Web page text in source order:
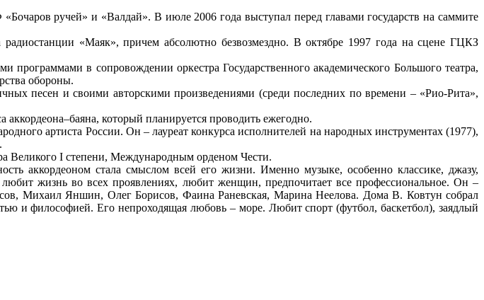
ручей» и «Валдай». В июле 2006 года выступал перед главами государств на саммите
«Маяк», причем абсолютно безвозмездно. В октябре 1997 года на сцене ГЦКЗ
в сопровождении оркестра Государственного академического Большого театра,
обороны.
песен и своими авторскими произведениями (среди последних по времени – «Рио-Рита»,
который планируется проводить ежегодно.
артиста России. Он – лауреат конкурса исполнителей на народных инструментах (1977),
Великого I степени, Международным орденом Чести.
аккордеоном стала смыслом всей его жизни. Именно музыке, особенно классике, джазу,
жизнь во всех проявлениях, любит женщин, предпочитает все профессиональное. Он –
Михаил Яншин, Олег Борисов, Фаина Раневская, Марина Неелова. Дома В. Ковтун собрал
и философией. Его непроходящая любовь – море. Любит спорт (футбол, баскетбол), заядлый